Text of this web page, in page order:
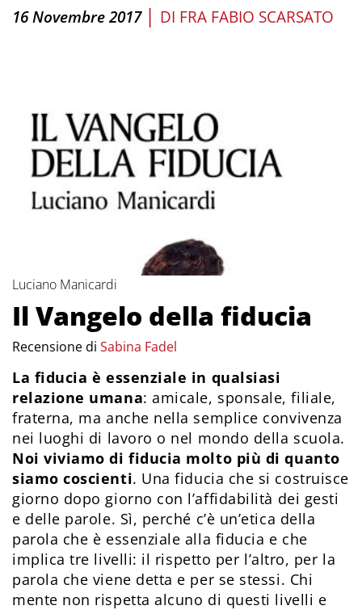
16 Novembre 2017 | DI FRA FABIO SCARSATO
Luciano Manicardi
Il Vangelo della fiducia
Recensione di Sabina Fadel
La fiducia è essenziale in qualsiasi
relazione umana: amicale, sponsale, filiale,
fraterna, ma anche nella semplice convivenza
nei luoghi di lavoro o nel mondo della scuola.
Noi viviamo di fiducia molto più di quanto
siamo coscienti. Una fiducia che si costruisce
giorno dopo giorno con l’affidabilità dei gesti
e delle parole. Sì, perché c’è un’etica della
parola che è essenziale alla fiducia e che
implica tre livelli: il rispetto per l’altro, per la
parola che viene detta e per se stessi. Chi
mente non rispetta alcuno di questi livelli e